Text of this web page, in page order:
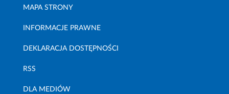
MAPA STRONY
INFORMACJE PRAWNE
DEKLARACJA DOSTĘPNOŚCI
RSS
DLA MEDIÓW